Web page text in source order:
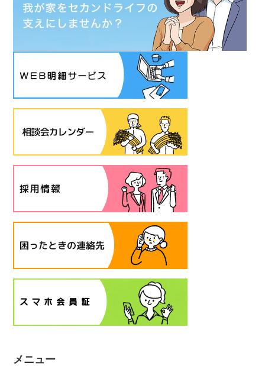
メニュー